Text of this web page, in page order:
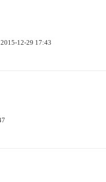
2015-12-29 17:43